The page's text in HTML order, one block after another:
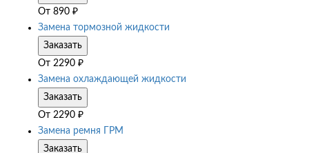
От 890 ₽
Замена тормозной жидкости
Заказать
От 2290 ₽
Замена охлаждающей жидкости
Заказать
От 2290 ₽
Замена ремня ГРМ
Заказать